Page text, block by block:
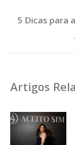
5 Dicas para
Artigos